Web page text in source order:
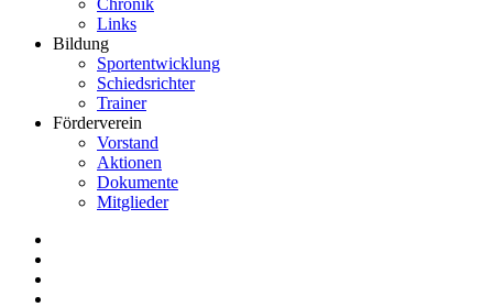
Chronik
Links
Bildung
Sportentwicklung
Schiedsrichter
Trainer
Förderverein
Vorstand
Aktionen
Dokumente
Mitglieder